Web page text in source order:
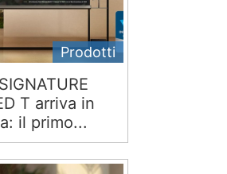
Prodotti
T arriva in
il primo...